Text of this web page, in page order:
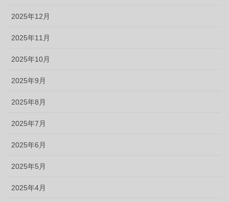
2025年12月
2025年11月
2025年10月
2025年9月
2025年8月
2025年7月
2025年6月
2025年5月
2025年4月